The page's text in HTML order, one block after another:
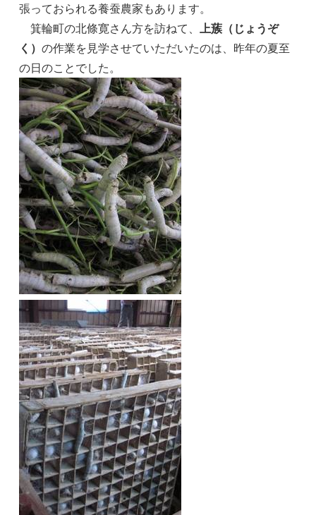
張っておられる養蚕農家もあります。
箕輪町の北條寛さん方を訪ねて、
上蔟（じょうぞ
く）の作業を見学させていただいたのは、昨年の夏至
の日のことでした。